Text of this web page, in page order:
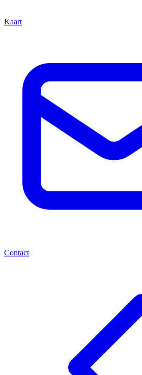
Kaart
Contact